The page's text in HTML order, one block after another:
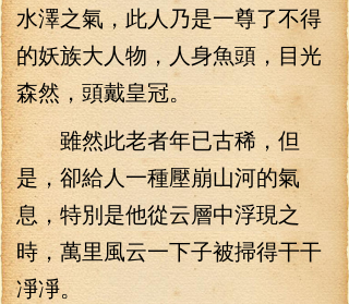
水澤之氣，此人乃是一尊了不得
的妖族大人物，人身魚頭，目光
森然，頭戴皇冠。
雖然此老者年已古稀，但
是，卻給人一種壓崩山河的氣
息，特別是他從云層中浮現之
時，萬里風云一下子被掃得干干
凈凈。